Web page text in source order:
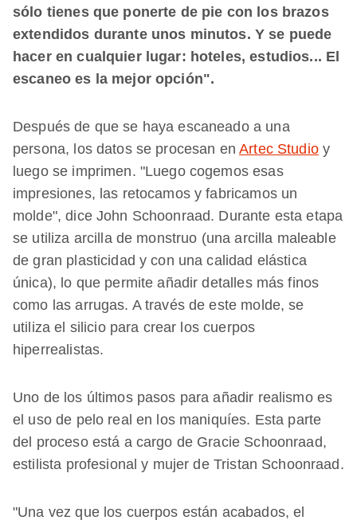
sólo tienes que ponerte de pie con los brazos
extendidos durante unos minutos. Y se puede
hacer en cualquier lugar: hoteles, estudios... El
escaneo es la mejor opción".
Después de que se haya escaneado a una
persona, los datos se procesan enArtec Studioy
luego se imprimen. "Luego cogemos esas
impresiones, las retocamos y fabricamos un
molde", dice John Schoonraad. Durante esta etapa
se utiliza arcilla de monstruo (una arcilla maleable
de gran plasticidad y con una calidad elástica
única), lo que permite añadir detalles más finos
como las arrugas. A través de este molde, se
utiliza el silicio para crear los cuerpos
hiperrealistas.
Uno de los últimos pasos para añadir realismo es
el uso de pelo real en los maniquíes. Esta parte
del proceso está a cargo de Gracie Schoonraad,
estilista profesional y mujer de Tristan Schoonraad.
"Una vez que los cuerpos están acabados, el